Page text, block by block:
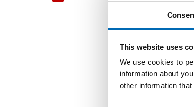
This website uses
We use cookies to
information about
other information